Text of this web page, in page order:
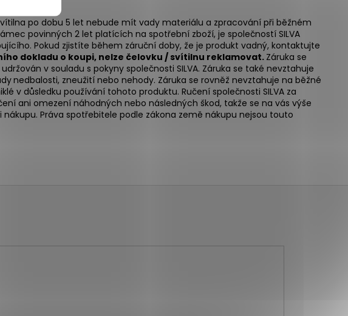
po dobu 5 let nebude mít vady materiálu a zpracování při běžném
povinných 2 let platících na spotřební zboží, je společností SILVA
Pokud zjistíte během záruční doby, že je produkt vadný, kontaktujte
dokladu o koupi, nelze čelovku / svítilnu reklamovat. Záruka se
v souladu s pokyny společnosti SILVA. Záruka se také nevztahuje
nedbalosti, zneužití nebo nehody. Záruka se rovněž nevztahuje na běžné
v důsledku používání tohoto produktu. Ručení společnosti SILVA za
ani omezení náhodných nebo následných škod, takže se na vás výše
Práva spotřebitele podle zákona země nákupu nejsou touto